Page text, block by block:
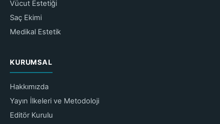
Vücut Estetiği
Saç Ekimi
Medikal Estetik
KURUMSAL
Hakkımızda
Yayın İlkeleri ve Metodoloji
Editör Kurulu